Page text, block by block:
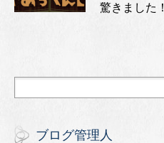
驚きました！
ブログ管理人